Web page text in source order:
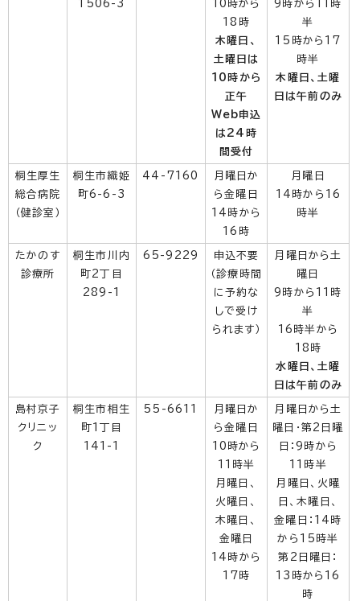
1506-3
10時から
18時
木曜日、
土曜日は
10時から
正午
Web申込
は24時
間受付
9時から11時
半
15時から17
時半
木曜日、土曜
日は午前のみ
桐生厚生
総合病院
（健診室）
桐生市織姫
町6-6-3
44-7160
月曜日か
ら金曜日
14時から
16時
月曜日
14時から16
時半
たかのす
診療所
桐生市川内
町2丁目
289-1
65-9229
申込不要
（診療時間
に予約な
しで受け
られます）
月曜日から土
曜日
9時から11時
半
16時半から
18時
水曜日、土曜
日は午前のみ
島村京子
クリニッ
ク
桐生市相生
町1丁目
141-1
55-6611
月曜日か
ら金曜日
10時から
11時半
月曜日、
火曜日、
木曜日、
金曜日
14時から
17時
月曜日から土
曜日・第2日曜
日：9時から
11時半
月曜日、火曜
日、木曜日、
金曜日：14時
から15時半
第2日曜日：
13時から16
時